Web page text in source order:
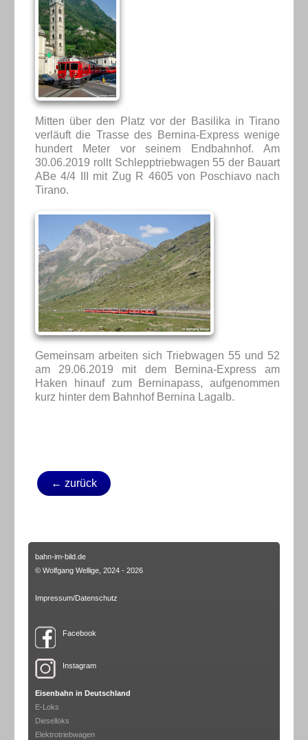
Mitten über den Platz vor der Basilika in Tirano
verläuft die Trasse des Bernina-Express wenige
hundert Meter vor seinem Endbahnhof. Am
30.06.2019 rollt Schlepptriebwagen 55 der Bauart
ABe 4/4 III mit Zug R 4605 von Poschiavo nach
Tirano.
Gemeinsam arbeiten sich Triebwagen 55 und 52
am 29.06.2019 mit dem Bernina-Express am
Haken hinauf zum Berninapass, aufgenommen
kurz hinter dem Bahnhof Bernina Lagalb.
← zurück
bahn-im-bild.de
© Wolfgang Wellige, 2024 - 2026
Impressum/Datenschutz
Facebook
Instagram
Eisenbahn in Deutschland
E-Loks
Dieselloks
Elektrotriebwagen